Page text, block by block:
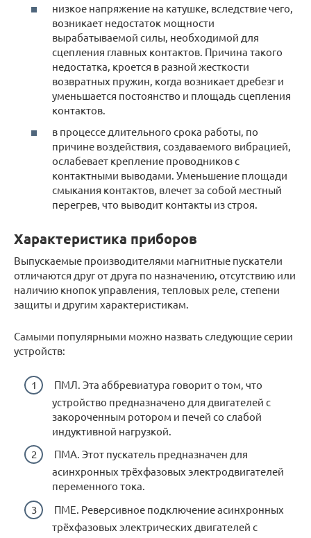
низкое напряжение на катушке, вследствие чего,
возникает недостаток мощности
вырабатываемой силы, необходимой для
сцепления главных контактов. Причина такого
недостатка, кроется в разной жесткости
возвратных пружин, когда возникает дребезг и
уменьшается постоянство и площадь сцепления
контактов.
в процессе длительного срока работы, по
причине воздействия, создаваемого вибрацией,
ослабевает крепление проводников с
контактными выводами. Уменьшение площади
смыкания контактов, влечет за собой местный
перегрев, что выводит контакты из строя.
Характеристика приборов
Выпускаемые производителями магнитные пускатели
отличаются друг от друга по назначению, отсутствию или
наличию кнопок управления, тепловых реле, степени
защиты и другим характеристикам.
Самыми популярными можно назвать следующие серии
устройств:
ПМЛ. Эта аббревиатура говорит о том, что
устройство предназначено для двигателей с
закороченным ротором и печей со слабой
индуктивной нагрузкой.
ПМА. Этот пускатель предназначен для
асинхронных трёхфазовых электродвигателей
переменного тока.
ПМЕ. Реверсивное подключение асинхронных
трёхфазовых электрических двигателей с